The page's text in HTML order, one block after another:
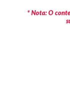
* Nota: O